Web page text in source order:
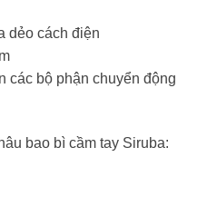
dẻo cách điện
các bộ phận chuyển động
bao bì cầm tay Siruba: